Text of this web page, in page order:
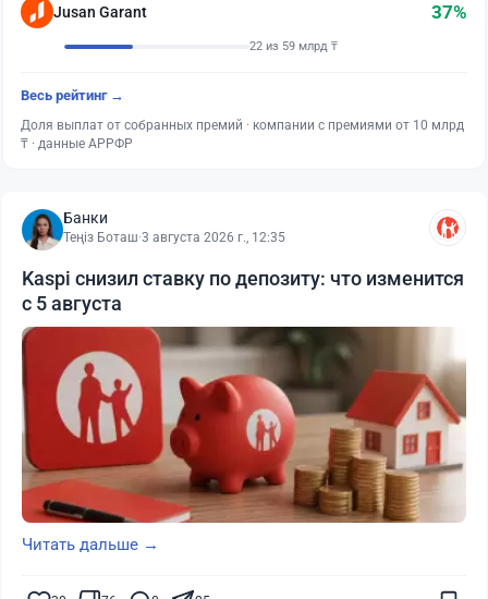
Jusan Garant 37%
22 из 59 млрд ₸
Весь рейтинг →
Доля выплат от собранных премий · компании с премиями от 10 млрд
₸ · данные АРРФР
Банки
Теңіз Боташ·3 августа 2026 г., 12:35
Kaspi снизил ставку по депозиту: что изменится
с 5 августа
Читать дальше →